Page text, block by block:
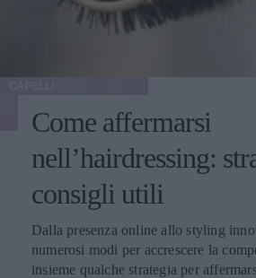
Come affermarsi
nell’hairdressing:
consigli utili
Dalla presenza online allo styling
numerosi modi per accrescere la
insieme qualche strategia per